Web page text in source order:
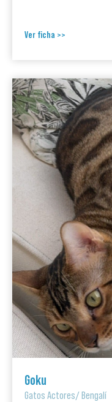
Ver ficha >>
Goku
Gatos Actores/Bengalí